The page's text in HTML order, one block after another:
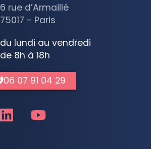
6 rue d’Armaillé
75017 - Paris
du lundi au vendredi
de 8h à 18h
06 07 91 04 29